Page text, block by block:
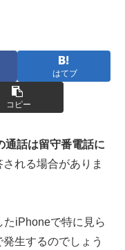
はてブ
コピー
通話は留守番電話に
される場合がありま
たiPhoneで特に見ら
生するのでしょう